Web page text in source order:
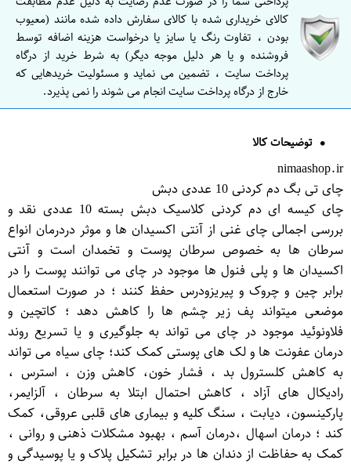
کالای خریداری شده با کالای سفارش داده شده مانند (معیوب
بودن ، تفاوت رنگ یا سایز یا درخواست هزینه اضافه توسط
فروشنده و یا هر دلیل موجه دیگر) به شرط خرید از درگاه
پرداخت سایت ، تضمین می نماید و مسئولیت خریدهایی که
خارج از درگاه پرداخت سایت انجام می شوند را نمی پذیرد.
توضیحات کالا
nimaashop.ir
چای تی بگ دم کردنی 10 عددی دبش
چای کیسه ای دم کردنی کلاسیک دبش بسته 10 عددی نقد و
بررسی اجمالی چای غنی از آنتی اکسیدان ها و موثر دردرمان انواع
سرطان ها به خصوص سرطان پوست و تخمدان است و آنتی
اکسیدان ها و پلی فنول ها موجود در چای می توانند پوست را در
برابر چین و چروک و پیریزودرس حفظ کنند ؛ در صورت استعمال
موضعی میتواند پف زیر چشم ها را کاهش دهد ؛ کاتچین و
فلاونوئید موجود در چای می تواند به جلوگیری و یا تسریع روند
درمان عفونت ها و لک های پوستی کمک کند؛ چای سیاه می تواند
به کاهش کلسترول بد ، فشار خون، کاهش وزن ، استرس ،
رادیکال های آزاد ، کاهش احتمال ابتلا به سرطان ، آلزایمر،
پارکینسون، دیابت ، سنگ کلیه و بیماری های قلبی عروقی، کمک
کند ؛ درمان اسهال ،درمان آسم ، بهبود مشکلات ذهنی و روانی ،
کمک به حفاظت از دندان ها در برابر تشکیل پلاک و یا پوسیدگی و